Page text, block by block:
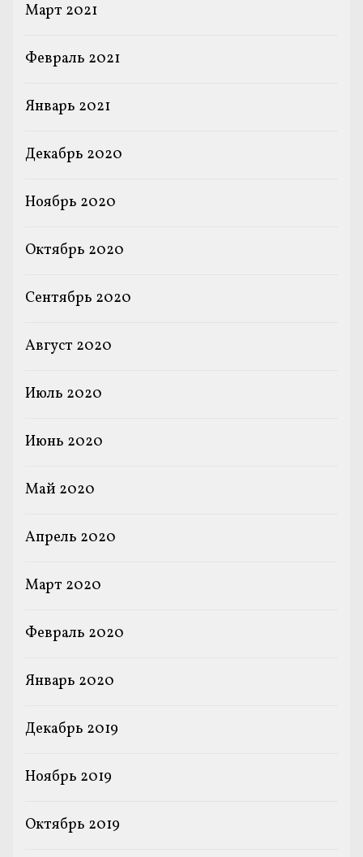
Март 2021
Февраль 2021
Январь 2021
Декабрь 2020
Ноябрь 2020
Октябрь 2020
Сентябрь 2020
Август 2020
Июль 2020
Июнь 2020
Май 2020
Апрель 2020
Март 2020
Февраль 2020
Январь 2020
Декабрь 2019
Ноябрь 2019
Октябрь 2019